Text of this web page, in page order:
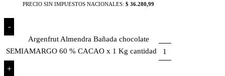
PRECIO SIN IMPUESTOS NACIONALES:$ 36.280,99
-
Argenfrut Almendra Bañada chocolate
SEMIAMARGO 60 % CACAO x 1 Kg cantidad
+